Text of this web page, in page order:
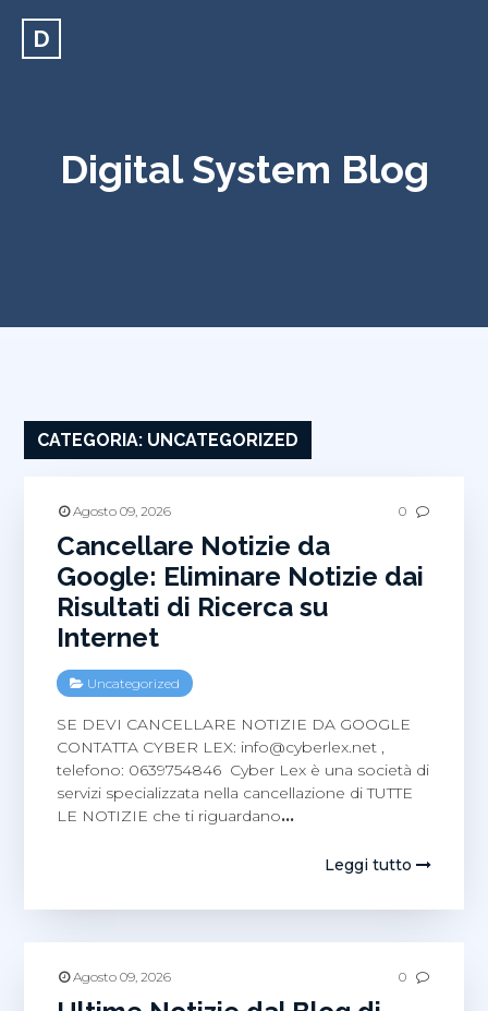
D
Digital System Blog
CATEGORIA: UNCATEGORIZED
Agosto 09, 2026 0
Cancellare Notizie da
Google: Eliminare Notizie dai
Risultati di Ricerca su
Internet
Uncategorized
SE DEVI CANCELLARE NOTIZIE DA GOOGLE
CONTATTA CYBER LEX: info@cyberlex.net ,
telefono: 0639754846 Cyber Lex è una società di
servizi specializzata nella cancellazione di TUTTE
LE NOTIZIE che ti riguardano…
Leggi tutto
Agosto 09, 2026 0